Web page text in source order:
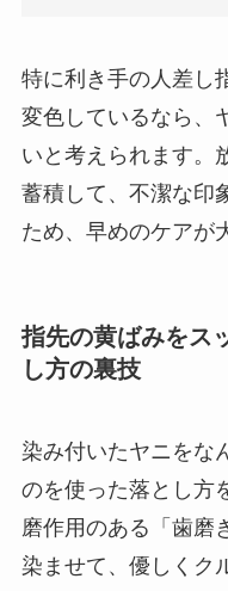
特に利き手の人差し
変色しているなら、
いと考えられます。
蓄積して、不潔な印
ため、早めのケアが
指先の黄ばみをス
し方の裏技
染み付いたヤニをな
のを使った落とし方
磨作用のある「歯磨
染ませて、優しくク